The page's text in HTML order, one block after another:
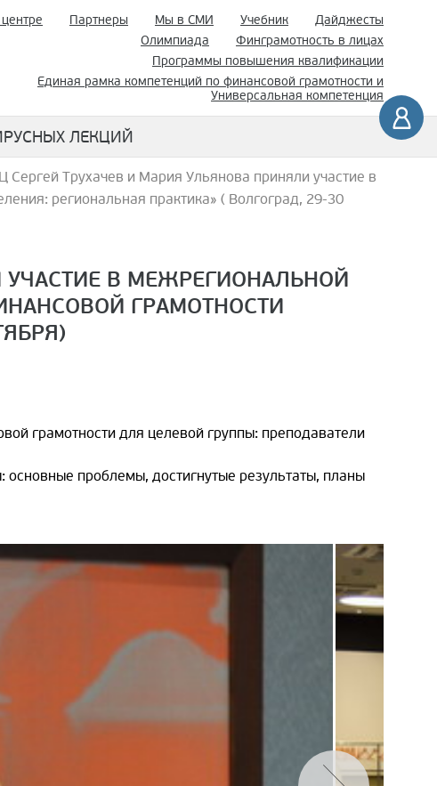
Партнеры Мы в СМИ Учебник
Дайджесты
Олимпиада
Финграмотность в лицах
Программы повышения квалификации
Единая рамка компетенций по финансовой грамотности и
Универсальная компетенция
ЛЕКЦИЙ
Трухачев и Мария Ульянова приняли участие в
региональная практика» ( Волгоград, 29-30
В МЕЖРЕГИОНАЛЬНОЙ
ГРАМОТНОСТИ
грамотности для целевой группы: преподаватели
проблемы, достигнутые результаты, планы